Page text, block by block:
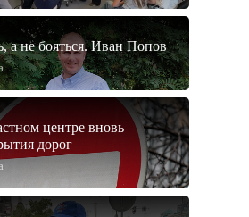
а не бояться. Иван Попов
центре вновь
дорог